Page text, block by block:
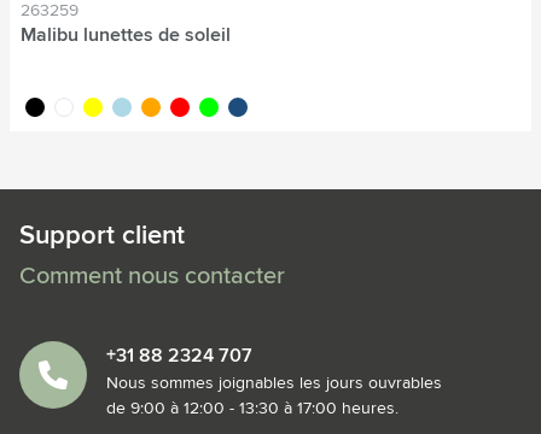
263259
Malibu lunettes de soleil
noir blancjaunebleu clair
orangerougelime bleu foncé
Support client
Comment nous contacter
+31 88 2324 707
Nous sommes joignables les jours ouvrables
de 9:00 à 12:00 - 13:30 à 17:00 heures.